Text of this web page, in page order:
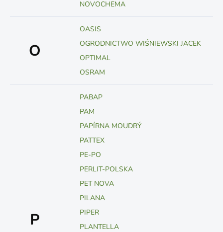
NOVOCHEMA
O
OASIS
OGRODNICTWO WIŚNIEWSKI JACEK
OPTIMAL
OSRAM
P
PABAP
PAM
PAPÍRNA MOUDRÝ
PATTEX
PE-PO
PERLIT-POLSKA
PET NOVA
PILANA
PIPER
PLANTELLA